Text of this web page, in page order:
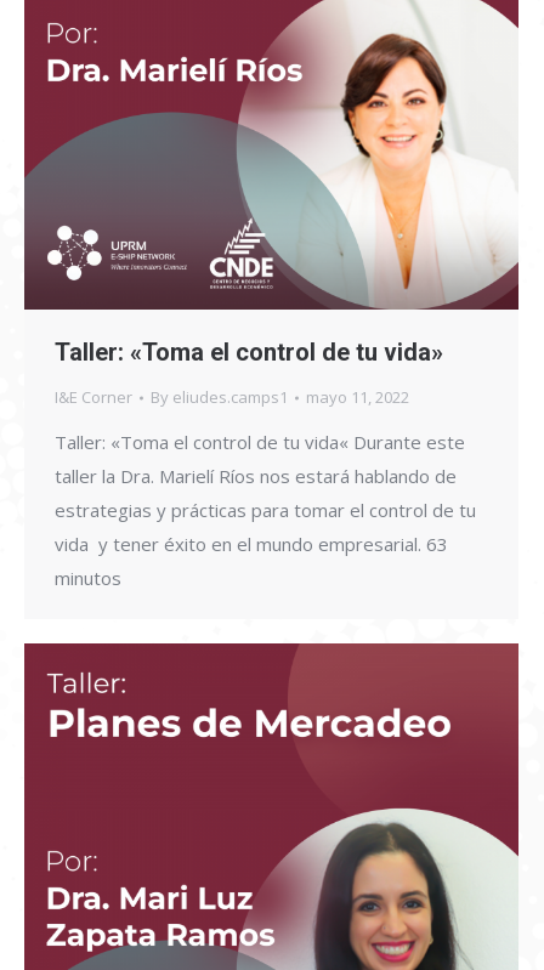
Taller: «Toma el control de tu vida»
I&E Corner By eliudes.camps1 mayo 11, 2022
Taller: «Toma el control de tu vida« Durante este
taller la Dra. Marielí Ríos nos estará hablando de
estrategias y prácticas para tomar el control de tu
vida y tener éxito en el mundo empresarial. 63
minutos